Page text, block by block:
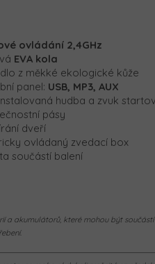
ovládání 2,4GHz
EVA kola
z měkké ekologické kůže
panel: USB, MP3, AUX
hudba a zvuk
pásy
dveří
ovládaný zvedací box
součástí balení
a akumulátorů, které mohou být